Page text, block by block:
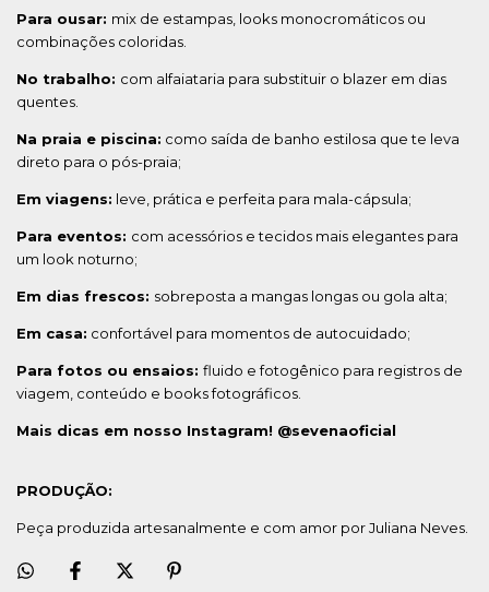
Para ousar: mix de estampas, looks monocromáticos ou
combinações coloridas.
No trabalho: com alfaiataria para substituir o blazer em dias
quentes.
Na praia e piscina: como saída de banho estilosa que te leva
direto para o pós-praia;
Em viagens: leve, prática e perfeita para mala-cápsula;
Para eventos: com acessórios e tecidos mais elegantes para
um look noturno;
Em dias frescos: sobreposta a mangas longas ou gola alta;
Em casa: confortável para momentos de autocuidado;
Para fotos ou ensaios: fluido e fotogênico para registros de
viagem, conteúdo e books fotográficos.
Mais dicas em nosso Instagram! @sevenaoficial
PRODUÇÃO:
Peça produzida artesanalmente e com amor por Juliana Neves.